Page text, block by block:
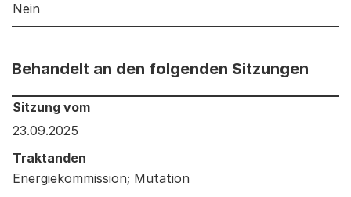
Nein
Behandelt an den folgenden Sitzungen
Behandelt an den folgenden Sitzungen: Informationen
Sitzung vom
23.09.2025
Traktanden
Energiekommission; Mutation